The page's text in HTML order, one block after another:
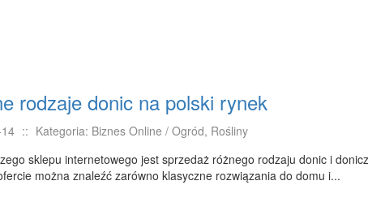
rodzaje donic na polski rynek
:: Kategoria: Biznes Online / Ogród, Rośliny
sklepu internetowego jest sprzedaż różnego rodzaju donic i
można znaleźć zarówno klasyczne rozwiązania do domu i...